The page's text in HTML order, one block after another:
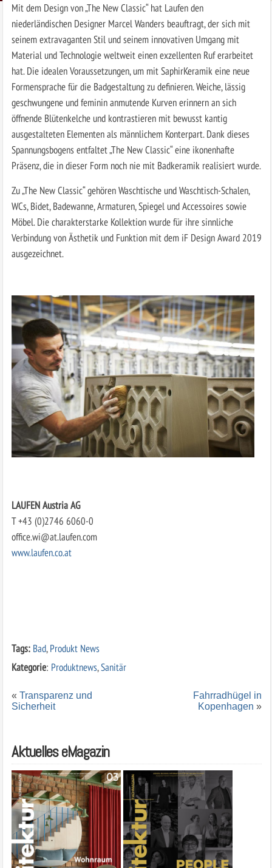
Mit dem Design von „The New Classic“ hat Laufen den
niederländischen Designer Marcel Wanders beauftragt, der sich mit
seinem extravaganten Stil und seinem innovativen Umgang mit
Material und Technologie weltweit einen exzellenten Ruf erarbeitet
hat. Die idealen Voraussetzungen, um mit SaphirKeramik eine neue
Formensprache für die Badgestaltung zu definieren. Weiche, lässig
geschwungene und feminin anmutende Kurven erinnern an sich
öffnende Blütenkelche und kontrastieren mit bewusst kantig
ausgestalteten Elementen als männlichem Konterpart. Dank dieses
Spannungsbogens entfaltet „The New ­Classic“ eine ikonenhafte
Präsenz, die in dieser Form noch nie mit Badkeramik realisiert wurde.
Zu „The New Classic“ gehören Waschtische und Waschtisch-Schalen,
WCs, Bidet, Badewanne, Armaturen, Spiegel und Accessoires sowie
Möbel. Die charakterstarke Kollektion wurde für ihre sinnliche
Verbindung von Ästhetik und Funktion mit dem iF Design Award 2019
ausgezeichnet.
LAUFEN Austria AG
T +43 (0)2746 6060-0
office.wi@at.laufen.com
www.laufen.co.at
Tags: Bad,Produkt News
Kategorie: Produktnews,Sanitär
« Transparenz und
Sicherheit
Fahrradhügel in
Kopenhagen »
Aktuelles eMagazin